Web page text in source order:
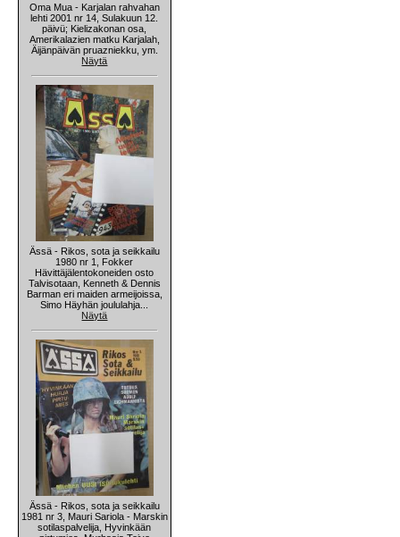
Oma Mua - Karjalan rahvahan
lehti 2001 nr 14, Sulakuun 12.
päivü; Kielizakonan osa,
Amerikalazien matku Karjalah,
Äijänpäivän pruazniekku, ym.
Näytä
Ässä - Rikos, sota ja seikkailu
1980 nr 1, Fokker
Hävittäjälentokoneiden osto
Talvisotaan, Kenneth & Dennis
Barman eri maiden armeijoissa,
Simo Häyhän joululahja...
Näytä
Ässä - Rikos, sota ja seikkailu
1981 nr 3, Mauri Sariola - Marskin
sotilaspalvelija, Hyvinkään